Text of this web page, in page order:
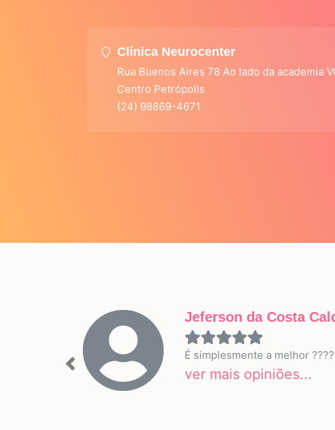
Clínica Neurocenter
Rua Buenos Aires 78 Ao lado da academia
Centro Petrópolis
(24) 98869-4671
Jeferson da Costa
É simplesmente a melhor
ver mais opiniões...
Previous